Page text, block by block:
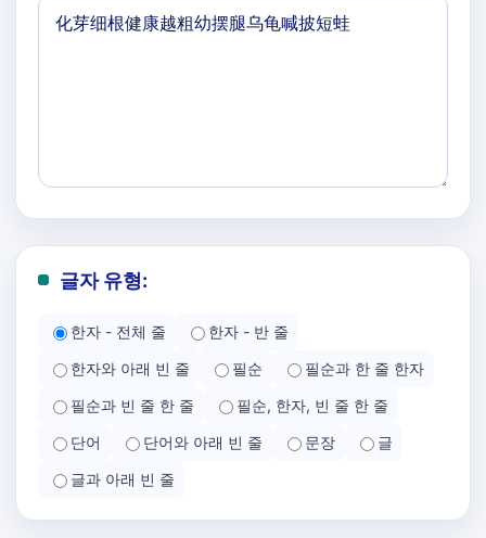
글자 유형:
한자 - 전체 줄
한자 - 반 줄
한자와 아래 빈 줄
필순
필순과 한 줄 한자
필순과 빈 줄 한 줄
필순, 한자, 빈 줄 한 줄
단어
단어와 아래 빈 줄 문장
글
글과 아래 빈 줄